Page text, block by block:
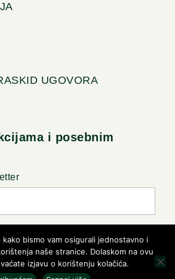
UGOVORA
i posebnim
kako bismo vam osigurali jednostavno i
naše stranice. Dolaskom na ovu
izjavu o korištenju kolačića.